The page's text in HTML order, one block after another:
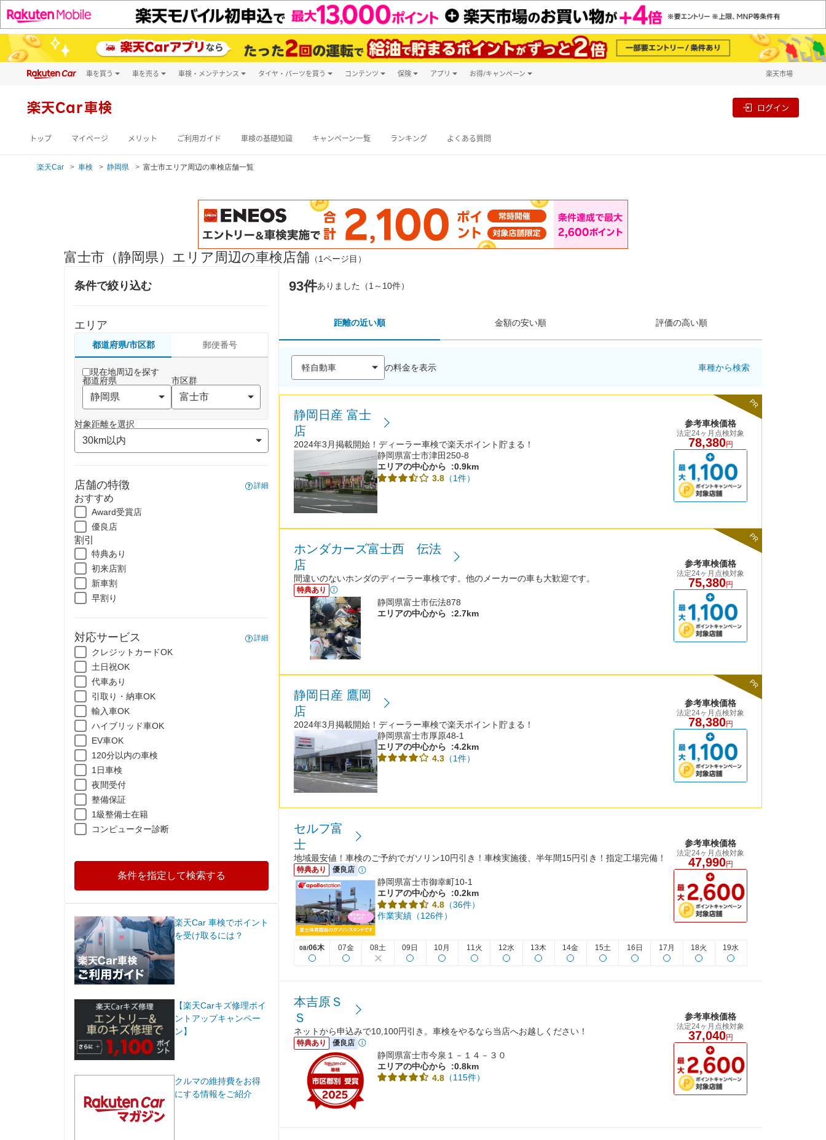
車を買う
新車
車を売る 車検・メンテナンス タイヤ・パーツを買う コンテンツ 保険 アプリ お得/キャンペーン 楽天市場
楽天Car車検 ログイン
トップ マイページ メリット ご利用ガイド 車検の基礎知識 キャンペーン一覧 ランキング よくある質問
楽天Car 車検 静岡県 富士市エリア周辺の車検店舗一覧
富士市（静岡県）エリア周辺の車検店舗 （1ページ目）
条件で絞り込む
エリア
都道府県/市区郡 郵便番号
現在地周辺を探す
都道府県
市区群
対象距離を選択
店舗の特徴 詳細
おすすめ
Award受賞店
優良店
割引
特典あり
初来店割
新車割
早割り
対応サービス 詳細
クレジットカードOK
土日祝OK
代車あり
引取り・納車OK
輸入車OK
ハイブリッド車OK
EV車OK
120分以内の車検
1日車検
夜間受付
整備保証
1級整備士在籍
コンピューター診断
条件を指定して検索する
楽天Car 車検でポイント
を受け取るには？
【楽天Carキズ修理ポイ
ントアップキャンペー
ン】
クルマの維持費をお得
にする情報をご紹介
93件ありました（1～10件）
距離の近い順 金額の安い順 評価の高い順
の料金を表示 車種から検索
PR
静岡日産 富士
店
2024年3月掲載開始！ディーラー車検で楽天ポイント貯まる！
静岡県富士市津田250-8
エリアの中心から
:0.9km
3.8 （1件）
参考車検価格
法定24ヶ月点検対象
78,380円
PR
ホンダカーズ富士西 伝法
店
間違いのないホンダのディーラー車検です。他のメーカーの車も大歓迎です。
特典あり
静岡県富士市伝法878
エリアの中心から
:2.7km
参考車検価格
法定24ヶ月点検対象
75,380円
PR
静岡日産 鷹岡
店
2024年3月掲載開始！ディーラー車検で楽天ポイント貯まる！
静岡県富士市厚原48-1
エリアの中心から
:4.2km
4.3 （1件）
参考車検価格
法定24ヶ月点検対象
78,380円
セルフ富
士
地域最安値！車検のご予約でガソリン10円引き！車検実施後、半年間15円引き！指定工場完備！
特典あり 優良店
静岡県富士市御幸町10-1
エリアの中心から
:0.2km
4.8 （36件）
作業実績（126件）
参考車検価格
法定24ヶ月点検対象
47,990円
08/06木 07金 08土 09日 10月 11火 12水 13木 14金 15土 16日 17月 18火 19水
本吉原Ｓ
Ｓ
ネットから申込みで10,100円引き。車検をやるなら当店へお越しください！
特典あり 優良店
静岡県富士市今泉１－１４－３０
エリアの中心から
:0.8km
4.8 （115件）
参考車検価格
法定24ヶ月点検対象
37,040円